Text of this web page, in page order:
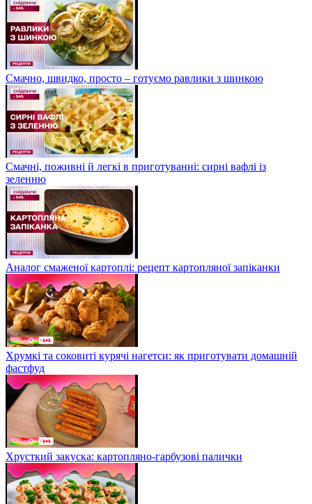
Смачно, швидко, просто – готуємо равлики з шинкою
Смачні, поживні й легкі в приготуванні: сирні вафлі із
зеленню
Аналог смаженої картоплі: рецепт картопляної запіканки
Хрумкі та соковиті курячі нагетси: як приготувати домашній
фастфуд
Хрусткий закуска: картопляно-гарбузові палички